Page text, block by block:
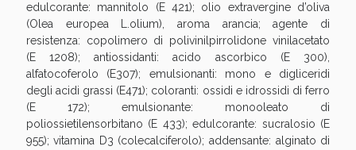
edulcorante: mannitolo (E 421); olio extravergine d’oliva
(Olea europea L.olium), aroma arancia; agente di
resistenza: copolimero di polivinilpirrolidone vinilacetato
(E 1208); antiossidanti: acido ascorbico (E 300),
alfatocoferolo (E307); emulsionanti: mono e digliceridi
degli acidi grassi (E471); coloranti: ossidi e idrossidi di ferro
(E 172); emulsionante: monooleato di
poliossietilensorbitano (E 433); edulcorante: sucralosio (E
955); vitamina D3 (colecalciferolo); addensante: alginato di
Sconto fino al 55% disponibile oggi!